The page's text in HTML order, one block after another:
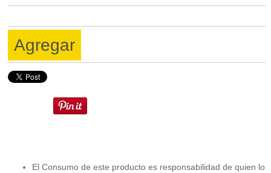
Agregar
El Consumo de este producto es responsabilidad de quien lo